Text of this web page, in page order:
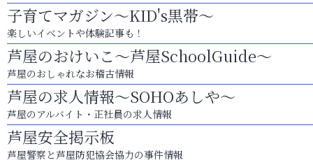
子育てマガジン～KID's黒帯～
楽しいイベントや体験記事も！
芦屋のおけいこ～芦屋SchoolGuide～
芦屋のおしゃれなお稽古情報
芦屋の求人情報～SOHOあしや～
芦屋のアルバイト・正社員の求人情報
芦屋安全掲示板
芦屋警察と芦屋防犯協会協力の事件情報